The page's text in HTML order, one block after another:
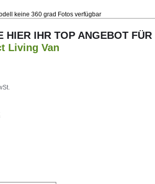
keine 360 grad Fotos verfügbar
HIER IHR TOP ANGEBOT FÜR
Living Van